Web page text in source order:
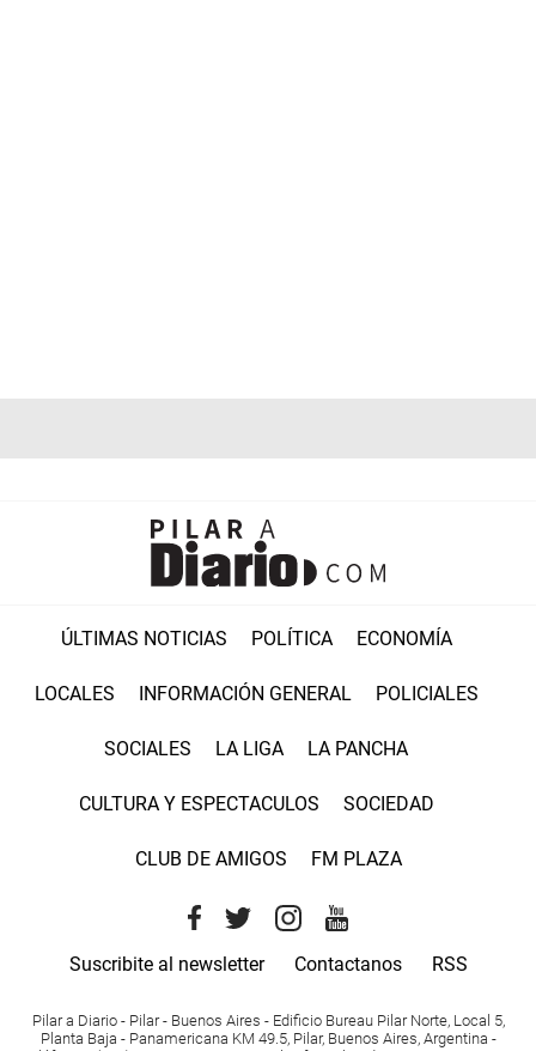
ÚLTIMAS NOTICIAS POLÍTICA ECONOMÍA
LOCALES INFORMACIÓN GENERAL POLICIALES
SOCIALES LA LIGA LA PANCHA
CULTURA Y ESPECTACULOS SOCIEDAD
CLUB DE AMIGOS FM PLAZA
Suscribite al newsletter Contactanos RSS
Pilar a Diario - Pilar - Buenos Aires - Edificio Bureau Pilar Norte, Local 5,
Planta Baja - Panamericana KM 49.5, Pilar, Buenos Aires, Argentina -